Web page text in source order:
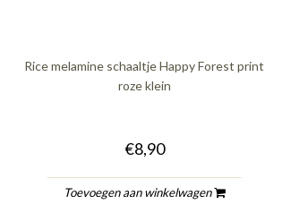
Rice melamine schaaltje Happy Forest print
roze klein
€8,90
Toevoegen aan winkelwagen